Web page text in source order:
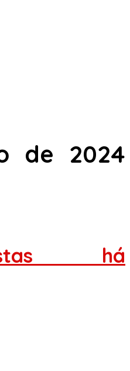
de 2024
há